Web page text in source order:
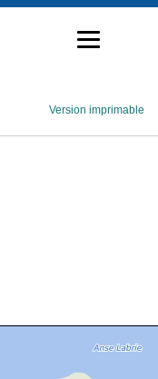
Version imprimable